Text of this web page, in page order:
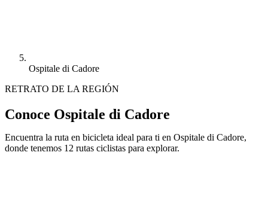
Ospitale di Cadore
RETRATO DE LA REGIÓN
Conoce Ospitale di Cadore
Encuentra la ruta en bicicleta ideal para ti en Ospitale di Cadore,
donde tenemos 12 rutas ciclistas para explorar.